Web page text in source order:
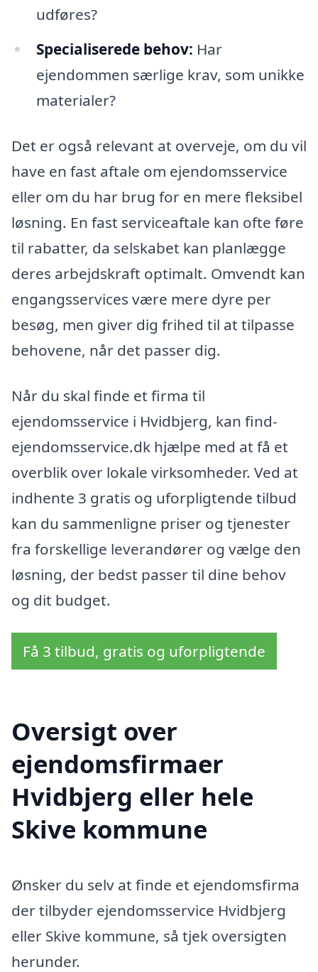
udføres?
Specialiserede behov: Har
ejendommen særlige krav, som unikke
materialer?
Det er også relevant at overveje, om du vil
have en fast aftale om ejendomsservice
eller om du har brug for en mere fleksibel
løsning. En fast serviceaftale kan ofte føre
til rabatter, da selskabet kan planlægge
deres arbejdskraft optimalt. Omvendt kan
engangsservices være mere dyre per
besøg, men giver dig frihed til at tilpasse
behovene, når det passer dig.
Når du skal finde et firma til
ejendomsservice i Hvidbjerg, kan find-
ejendomsservice.dk hjælpe med at få et
overblik over lokale virksomheder. Ved at
indhente 3 gratis og uforpligtende tilbud
kan du sammenligne priser og tjenester
fra forskellige leverandører og vælge den
løsning, der bedst passer til dine behov
og dit budget.
Få 3 tilbud, gratis og uforpligtende
Oversigt over
ejendomsfirmaer
Hvidbjerg eller hele
Skive kommune
Ønsker du selv at finde et ejendomsfirma
der tilbyder ejendomsservice Hvidbjerg
eller Skive kommune, så tjek oversigten
herunder.